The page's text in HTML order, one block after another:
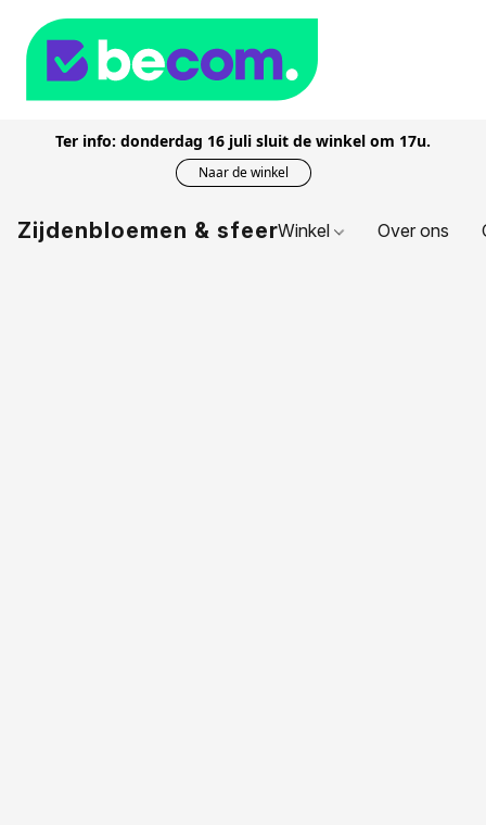
Ter info: donderdag 16 juli sluit de winkel om 17u.
Naar de winkel
Zijdenbloemen & sfeerWinkel Over ons